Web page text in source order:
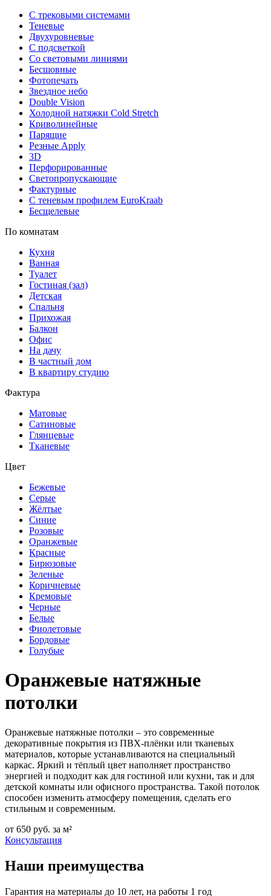
С трековыми системами
Теневые
Двухуровневые
С подсветкой
Со световыми линиями
Бесшовные
Фотопечать
Звездное небо
Double Vision
Холодной натяжки Cold Stretch
Криволинейные
Парящие
Резные Apply
3D
Перфорированные
Светопропускающие
Фактурные
С теневым профилем EuroKraab
Бесщелевые
По комнатам
Кухня
Ванная
Туалет
Гостиная (зал)
Детская
Спальня
Прихожая
Балкон
Офис
На дачу
В частный дом
В квартиру студию
Фактура
Матовые
Сатиновые
Глянцевые
Тканевые
Цвет
Бежевые
Серые
Жёлтые
Синие
Розовые
Оранжевые
Красные
Бирюзовые
Зеленые
Коричневые
Кремовые
Черные
Белые
Фиолетовые
Бордовые
Голубые
Оранжевые натяжные
потолки
Оранжевые натяжные потолки – это современные
декоративные покрытия из ПВХ-плёнки или тканевых
материалов, которые устанавливаются на специальный
каркас. Яркий и тёплый цвет наполняет пространство
энергией и подходит как для гостиной или кухни, так и для
детской комнаты или офисного пространства. Такой потолок
способен изменить атмосферу помещения, сделать его
стильным и современным.
от 650 руб. за м²
Консультация
Наши преимущества
Гарантия на материалы до 10 лет, на работы 1 год